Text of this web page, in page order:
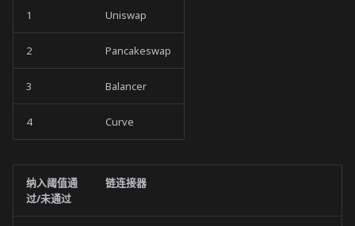
1 Uniswap
2 Pancakeswap
3 Balancer
4 Curve
纳入阈值通
过/未通过
链连接器